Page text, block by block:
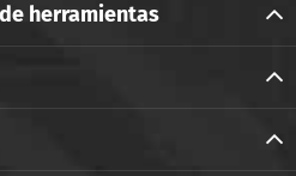
herramientas